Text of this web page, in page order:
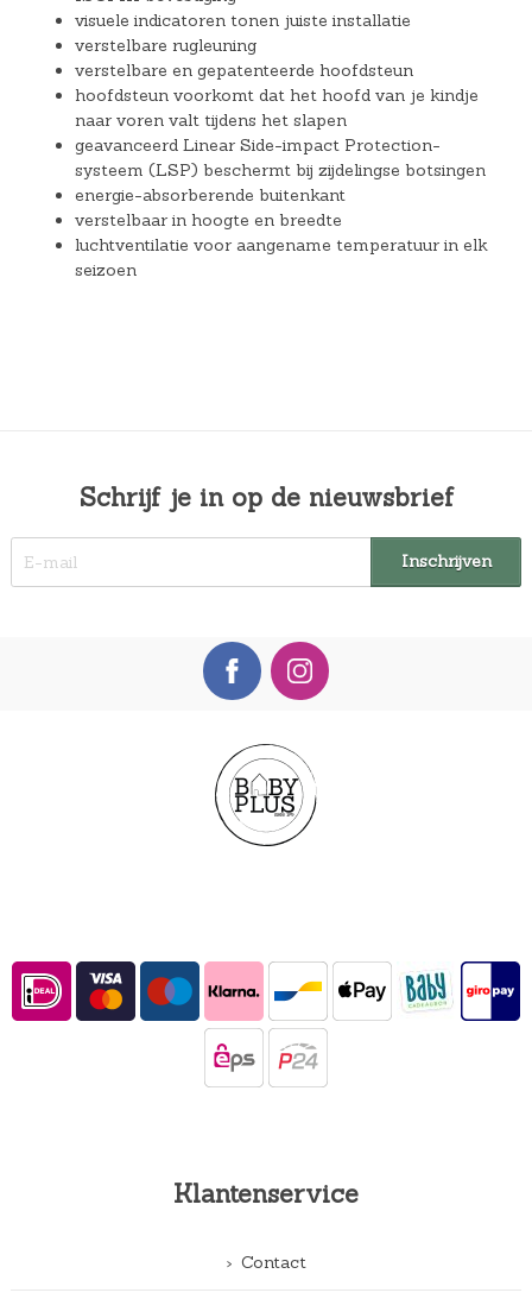
visuele indicatoren tonen juiste installatie
verstelbare rugleuning
verstelbare en gepatenteerde hoofdsteun
hoofdsteun voorkomt dat het hoofd van je kindje
naar voren valt tijdens het slapen
geavanceerd Linear Side-impact Protection-
systeem (LSP) beschermt bij zijdelingse botsingen
energie-absorberende buitenkant
verstelbaar in hoogte en breedte
luchtventilatie voor aangename temperatuur in elk
seizoen
Schrijf je in op de nieuwsbrief
Klantenservice
Contact